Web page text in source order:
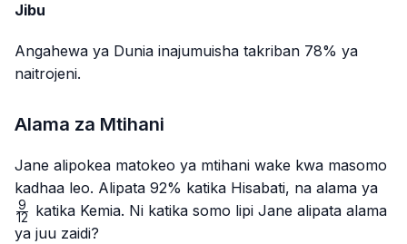
Jibu
Angahewa ya Dunia inajumuisha takriban 78% ya
naitrojeni.
Alama za Mtihani
Jane alipokea matokeo ya mtihani wake kwa masomo
kadhaa leo. Alipata 92% katika Hisabati, na alama ya
12
9
katika Kemia. Ni katika somo lipi Jane alipata alama
ya juu zaidi?